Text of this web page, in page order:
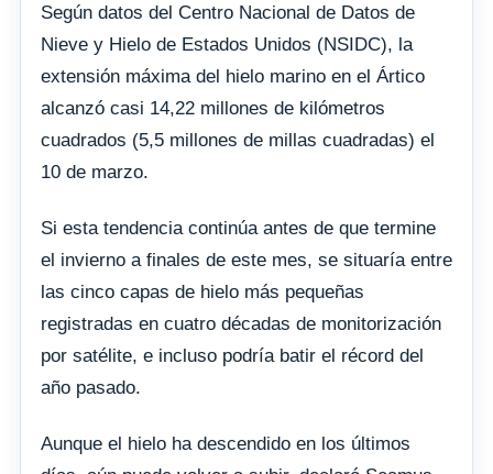
Según datos del Centro Nacional de Datos de
Nieve y Hielo de Estados Unidos (NSIDC), la
extensión máxima del hielo marino en el Ártico
alcanzó casi 14,22 millones de kilómetros
cuadrados (5,5 millones de millas cuadradas) el
10 de marzo.
Si esta tendencia continúa antes de que termine
el invierno a finales de este mes, se situaría entre
las cinco capas de hielo más pequeñas
registradas en cuatro décadas de monitorización
por satélite, e incluso podría batir el récord del
año pasado.
Aunque el hielo ha descendido en los últimos